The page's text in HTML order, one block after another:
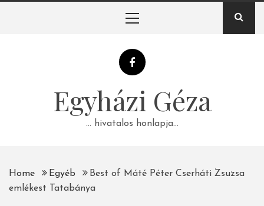
Egyházi Géza
… hivatalos honlapja…
Home Egyéb
Best of Máté Péter Cserháti Zsuzsa
emlékest Tatabánya